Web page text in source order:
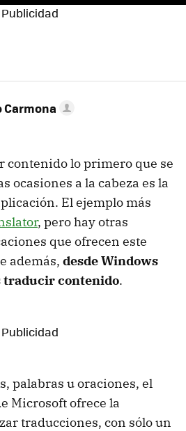
MAIL
Carmona
contenido lo primero que se
ocasiones a la cabeza es la
El ejemplo más
, pero hay otras
que ofrecen este
además, desde Windows
traducir contenido.
palabras u oraciones, el
Microsoft ofrece la
traducciones, con sólo un